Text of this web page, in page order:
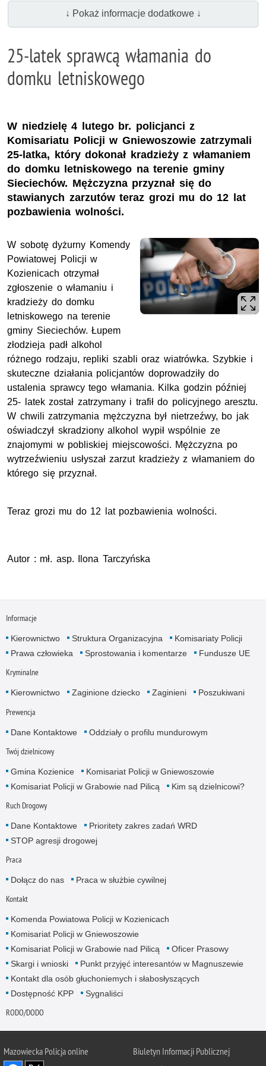
↓ Pokaż informacje dodatkowe ↓
25-latek sprawcą włamania do
domku letniskowego
W niedzielę 4 lutego br. policjanci z
Komisariatu Policji w Gniewoszowie zatrzymali
25-latka, który dokonał kradzieży z włamaniem
do domku letniskowego na terenie gminy
Sieciechów. Mężczyzna przyznał się do
stawianych zarzutów teraz grozi mu do 12 lat
pozbawienia wolności.
W sobotę dyżurny Komendy
Powiatowej Policji w
Kozienicach otrzymał
zgłoszenie o włamaniu i
kradzieży do domku
letniskowego na terenie
gminy Sieciechów. Łupem
złodzieja padł alkohol
różnego rodzaju, repliki szabli oraz wiatrówka. Szybkie i
skuteczne działania policjantów doprowadziły do
ustalenia sprawcy tego włamania. Kilka godzin później
25- latek został zatrzymany i trafił do policyjnego aresztu.
W chwili zatrzymania mężczyzna był nietrzeźwy, bo jak
oświadczył skradziony alkohol wypił wspólnie ze
znajomymi w pobliskiej miejscowości. Mężczyzna po
wytrzeźwieniu usłyszał zarzut kradzieży z włamaniem do
którego się przyznał.
Teraz grozi mu do 12 lat pozbawienia wolności.
Autor : mł. asp. Ilona Tarczyńska
Informacje
Kierownictwo Struktura Organizacyjna
Komisariaty Policji
Prawa człowieka
Sprostowania i komentarze Fundusze UE
Kryminalne
Kierownictwo Zaginione dziecko Zaginieni Poszukiwani
Prewencja
Dane Kontaktowe Oddziały o profilu mundurowym
Twój dzielnicowy
Gmina Kozienice
Komisariat Policji w Gniewoszowie
Komisariat Policji w Grabowie nad Pilicą
Kim są dzielnicowi?
Ruch Drogowy
Dane Kontaktowe
Prioritety zakres zadań WRD
STOP agresji drogowej
Praca
Dołącz do nas Praca w służbie cywilnej
Kontakt
Komenda Powiatowa Policji w Kozienicach
Komisariat Policji w Gniewoszowie
Komisariat Policji w Grabowie nad Pilicą
Oficer Prasowy
Skargi i wnioski
Punkt przyjęć interesantów w Magnuszewie
Kontakt dla osób głuchoniemych i słabosłyszących
Dostępność KPP
Sygnaliści
RODO/DODO
Mazowiecka Policja online Biuletyn Informacji Publicznej